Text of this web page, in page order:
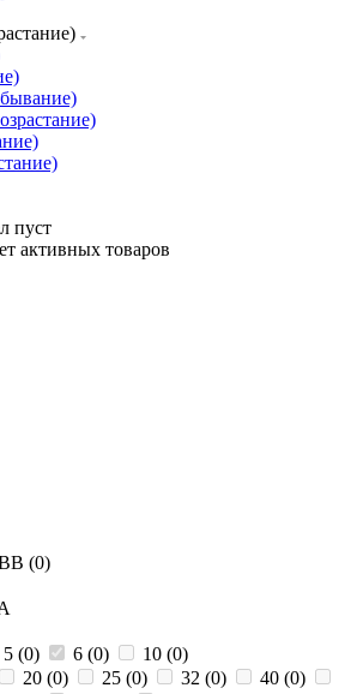
пуст
активных товаров
(0)
5 (0) 6 (0) 10 (0)
20 (0) 25 (0) 32 (0) 40 (0)